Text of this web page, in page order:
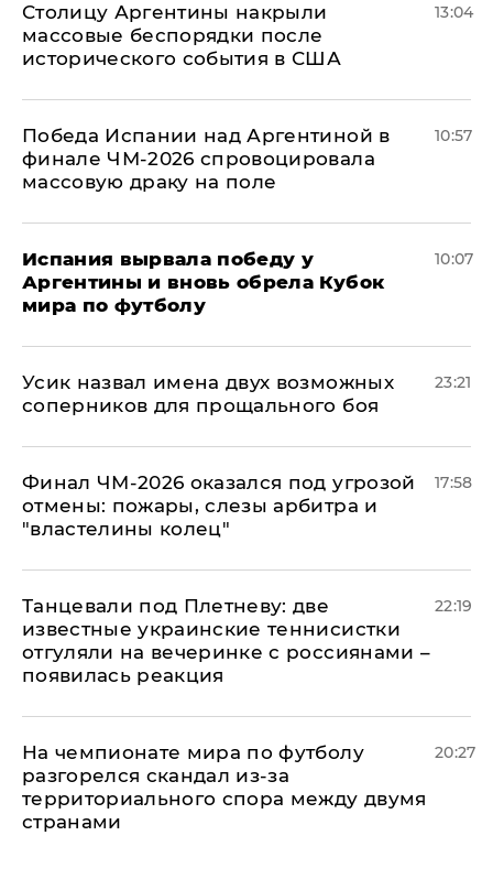
Столицу Аргентины накрыли
массовые беспорядки после
исторического события в США
13:04
Победа Испании над Аргентиной в
финале ЧМ-2026 спровоцировала
массовую драку на поле
10:57
Испания вырвала победу у
Аргентины и вновь обрела Кубок
мира по футболу
10:07
Усик назвал имена двух возможных
соперников для прощального боя
23:21
Финал ЧМ-2026 оказался под угрозой
отмены: пожары, слезы арбитра и
"властелины колец"
17:58
Танцевали под Плетневу: две
известные украинские теннисистки
отгуляли на вечеринке с россиянами –
появилась реакция
22:19
На чемпионате мира по футболу
разгорелся скандал из-за
территориального спора между двумя
странами
20:27